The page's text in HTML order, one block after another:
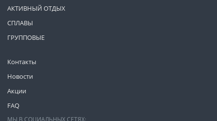
Контакты
Новости
Акции
FAQ
АКТИВНЫЙ ОТДЫХ
СПЛАВЫ
ГРУППОВЫЕ
МЫ В СОЦИАЛЬНЫХ СЕТЯХ: